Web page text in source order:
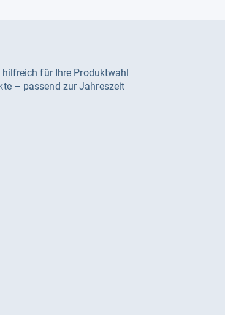
hilfreich für Ihre Produktwahl
– passend zur Jahreszeit